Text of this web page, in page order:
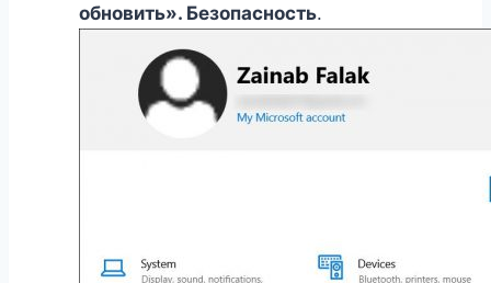
обновить». Безопасность.